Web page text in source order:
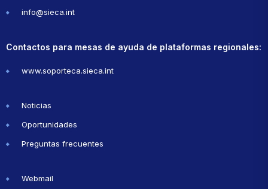
info@sieca.int
Contactos para mesas de ayuda de plataformas regionales:
www.soporteca.sieca.int
Noticias
Oportunidades
Preguntas frecuentes
Webmail